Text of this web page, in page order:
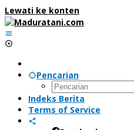
Lewati ke konten
Pencarian
Indeks Berita
Terms of Service